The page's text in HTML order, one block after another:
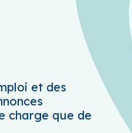
et des
charge que de